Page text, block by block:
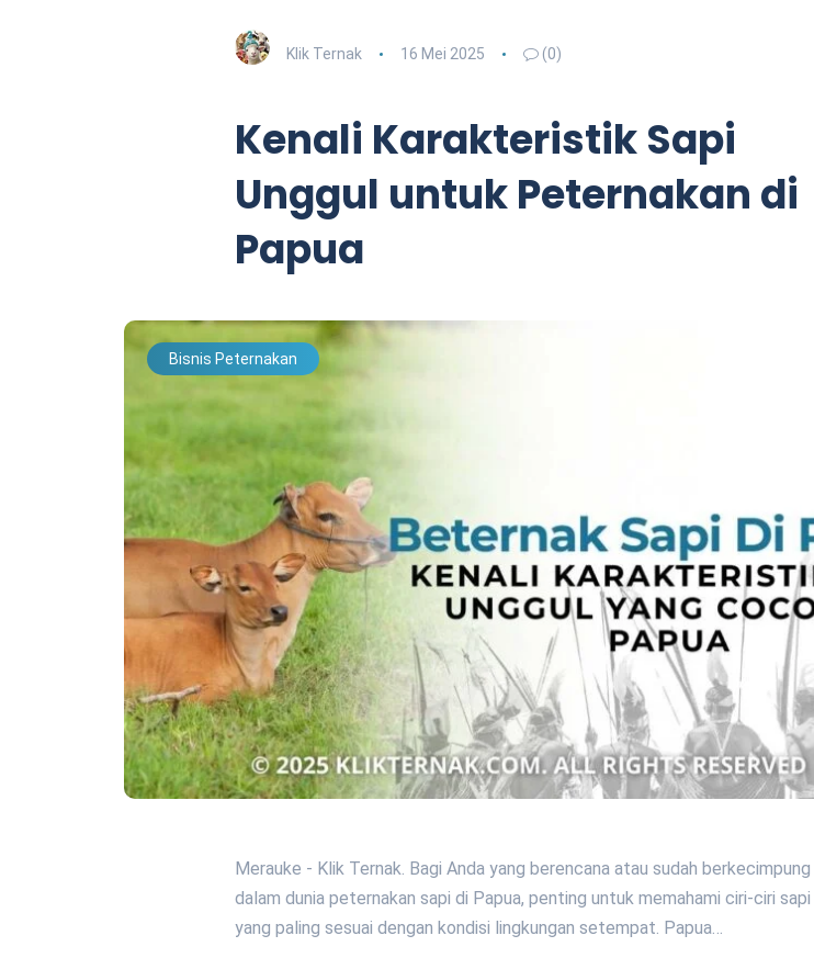
Klik Ternak 16 Mei 2025 (0)
Kenali Karakteristik Sapi
Unggul untuk Peternakan di
Papua
Bisnis Peternakan
Merauke - Klik Ternak. Bagi Anda yang berencana atau sudah berkecimpung
dalam dunia peternakan sapi di Papua, penting untuk memahami ciri-ciri sapi
yang paling sesuai dengan kondisi lingkungan setempat. Papua…